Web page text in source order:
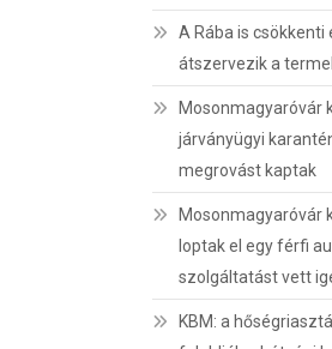
A Rába is
átszervezik a
Mosonmagyaróvár
járványügyi
megrovást kaptak
Mosonmagyaróvár
loptak el egy férfi
szolgáltatást vett
KBM: a